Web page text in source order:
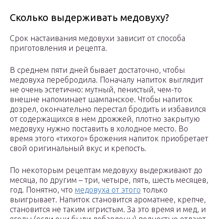
Сколько выдерживать медовуху?
Срок настаивания медовухи зависит от способа
приготовления и рецепта.
В среднем пяти дней бывает достаточно, чтобы
медовуха перебродила. Поначалу напиток выглядит
не очень эстетично: мутный, пенистый, чем-то
внешне напоминает шампанское. Чтобы напиток
дозрел, окончательно перестал бродить и избавился
от содержащихся в нем дрожжей, плотно закрытую
медовуху нужно поставить в холодное место. Во
время этого «тихого» брожения напиток приобретает
свой оригинальный вкус и крепость.
По некоторым рецептам медовуху выдерживают до
месяца, по другим – три, четыре, пять, шесть месяцев,
год. Понятно, что медовуха от этого только
выигрывает. Напиток становится ароматнее, крепче,
становится не таким игристым. За это время и мед, и